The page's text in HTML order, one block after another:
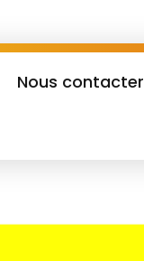
Nous contacter